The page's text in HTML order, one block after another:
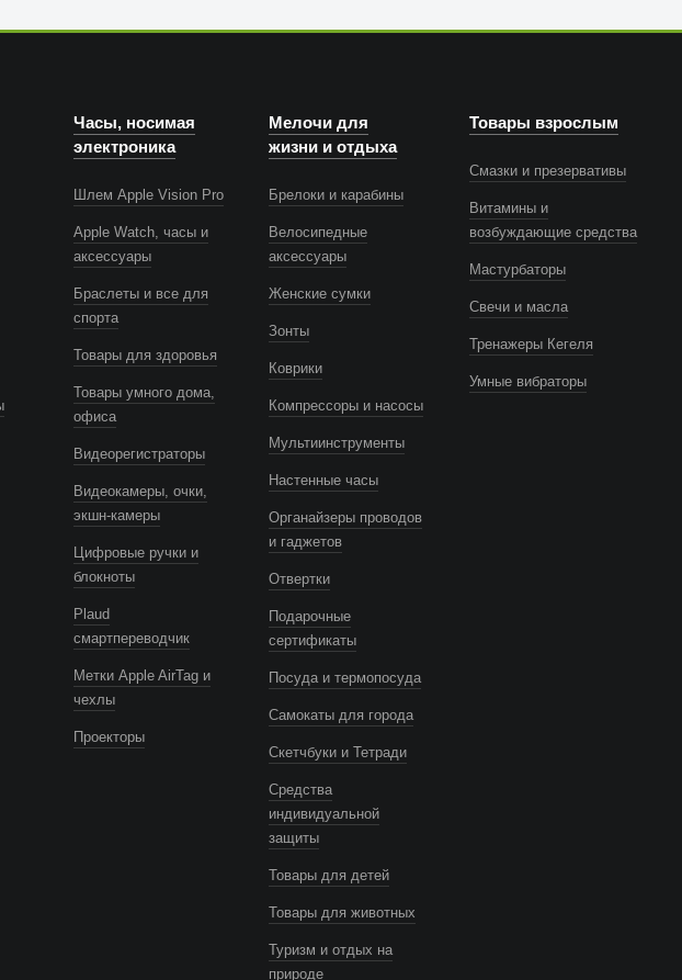
Часы, носимая
электроника
Шлем Apple Vision Pro
Apple Watch, часы и
аксессуары
Браслеты и все для
спорта
Товары для здоровья
Товары умного дома,
офиса
Видеорегистраторы
Видеокамеры, очки,
экшн-камеры
Цифровые ручки и
блокноты
Plaud
смартпереводчик
Метки Apple AirTag и
чехлы
Проекторы
Мелочи для
жизни и отдыха
Брелоки и карабины
Велосипедные
аксессуары
Женские сумки
Зонты
Коврики
Компрессоры и насосы
Мультиинструменты
Настенные часы
Органайзеры проводов
и гаджетов
Отвертки
Подарочные
сертификаты
Посуда и термопосуда
Самокаты для города
Скетчбуки и Тетради
Средства
индивидуальной
защиты
Товары для детей
Товары для животных
Туризм и отдых на
природе
Товары взрослым
Смазки и презервативы
Витамины и
возбуждающие средства
Мастурбаторы
Свечи и масла
Тренажеры Кегеля
Умные вибраторы